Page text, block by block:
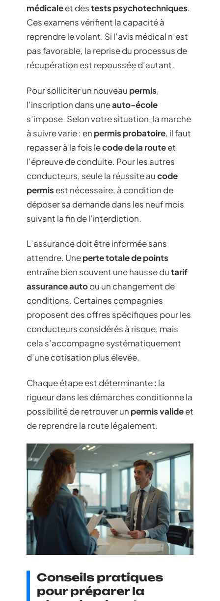
médicaleet destests psychotechniques.
Ces examens vérifient la capacité à
reprendre le volant. Si l’avis médical n’est
pas favorable, la reprise du processus de
récupération est repoussée d’autant.
Pour solliciter un nouveau permis,
l’inscription dans uneauto-école
s’impose. Selon votre situation, la marche
à suivre varie : en permis probatoire, il faut
repasser à la fois lecode de la routeet
l’épreuve de conduite. Pour les autres
conducteurs, seule la réussite aucode
permis est nécessaire, à condition de
déposer sa demande dans les neuf mois
suivant la fin de l’interdiction.
L’assurance doit être informée sans
attendre. Uneperte totale de points
entraîne bien souvent une hausse dutarif
assurance autoou un changement de
conditions. Certaines compagnies
proposent des offres spécifiques pour les
conducteurs considérés à risque, mais
cela s’accompagne systématiquement
d’une cotisation plus élevée.
Chaque étape est déterminante : la
rigueur dans les démarches conditionne la
possibilité de retrouver un permis valideet
de reprendre la route légalement.
Conseils pratiques
pour préparer la